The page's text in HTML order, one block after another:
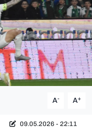
A- A+
09.05.2026 - 22:11